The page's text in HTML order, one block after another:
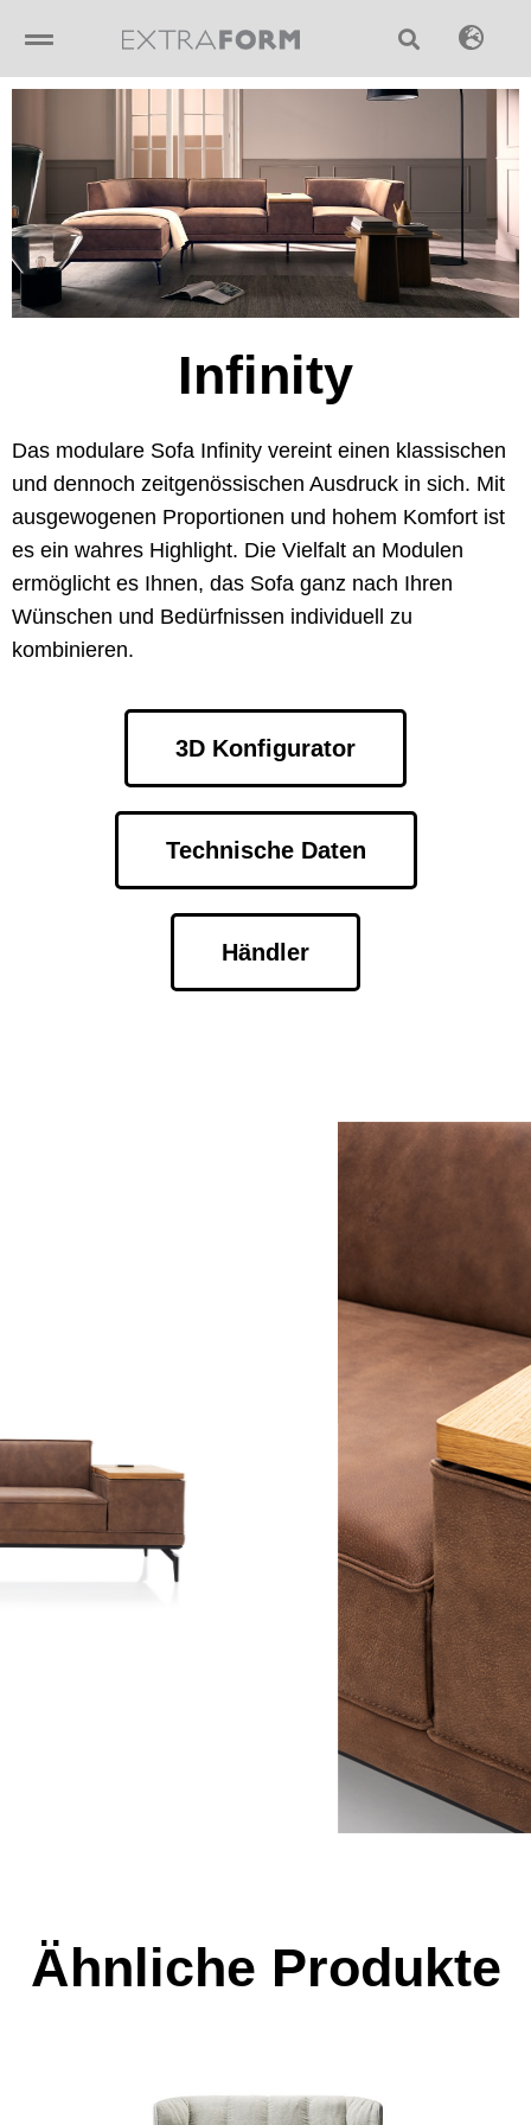
Infinity
Das modulare Sofa Infinity vereint einen klassischen
und dennoch zeitgenössischen Ausdruck in sich. Mit
ausgewogenen Proportionen und hohem Komfort ist
es ein wahres Highlight. Die Vielfalt an Modulen
ermöglicht es Ihnen, das Sofa ganz nach Ihren
Wünschen und Bedürfnissen individuell zu
kombinieren.
3D Konfigurator
Technische Daten
Händler
Ähnliche Produkte